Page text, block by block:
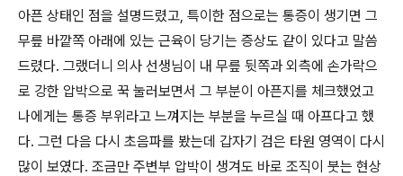
아픈 상태인 점을 설명드렸고, 특이한 점으로는 통증이 생기면 그
무릎 바깥쪽 아래에 있는 근육이 당기는 증상도 같이 있다고 말씀
드렸다. 그랬더니 의사 선생님이 내 무릎 뒷쪽과 외측에 손가락으
로 강한 압박으로 꾹 눌러보면서 그 부분이 아픈지를 체크했었고
나에게는 통증 부위라고 느껴지는 부분을 누르실 때 아프다고 했
다. 그런 다음 다시 초음파를 봤는데 갑자기 검은 타원 영역이 다시
많이 보였다. 조금만 주변부 압박이 생겨도 바로 조직이 붓는 현상